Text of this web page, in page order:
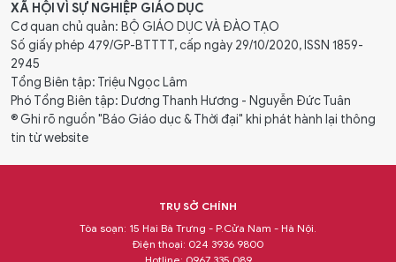
XÃ HỘI VÌ SỰ NGHIỆP GIÁO DỤC
Cơ quan chủ quản: BỘ GIÁO DỤC VÀ ĐÀO TẠO
Số giấy phép 479/GP-BTTTT, cấp ngày 29/10/2020, ISSN 1859-
2945
Tổng Biên tập: Triệu Ngọc Lâm
Phó Tổng Biên tập: Dương Thanh Hương - Nguyễn Đức Tuân
® Ghi rõ nguồn "Báo Giáo dục & Thời đại" khi phát hành lại thông
tin từ website
TRỤ SỞ CHÍNH
Tòa soạn: 15 Hai Bà Trưng - P.Cửa Nam - Hà Nội.
Điện thoại: 024 3936 9800